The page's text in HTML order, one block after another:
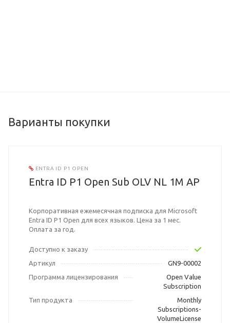
Варианты покупки
ENTRA ID P1 OPEN
Entra ID P1 Open Sub OLV NL 1M AP
Корпоративная ежемесячная подписка для Microsoft
Entra ID P1 Open для всех языков. Цена за 1 мес.
Оплата за год.
Доступно к заказу
Артикул
GN9-00002
Программа лицензирования
Open Value
Subscription
Тип продукта
Monthly
Subscriptions-
VolumeLicense